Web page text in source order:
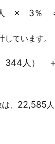
人 × 3％
ています。
344人）
、 22,585